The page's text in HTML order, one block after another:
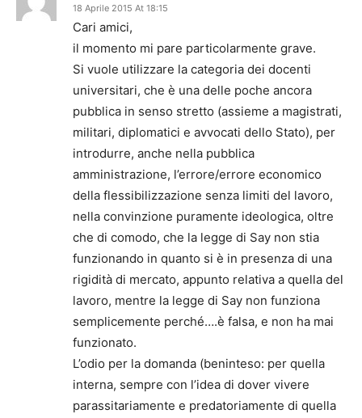
18 Aprile 2015 At 18:15
Cari amici,
il momento mi pare particolarmente grave.
Si vuole utilizzare la categoria dei docenti
universitari, che è una delle poche ancora
pubblica in senso stretto (assieme a magistrati,
militari, diplomatici e avvocati dello Stato), per
introdurre, anche nella pubblica
amministrazione, l’errore/errore economico
della flessibilizzazione senza limiti del lavoro,
nella convinzione puramente ideologica, oltre
che di comodo, che la legge di Say non stia
funzionando in quanto si è in presenza di una
rigidità di mercato, appunto relativa a quella del
lavoro, mentre la legge di Say non funziona
semplicemente perché….è falsa, e non ha mai
funzionato.
L’odio per la domanda (beninteso: per quella
interna, sempre con l’idea di dover vivere
parassitariamente e predatoriamente di quella